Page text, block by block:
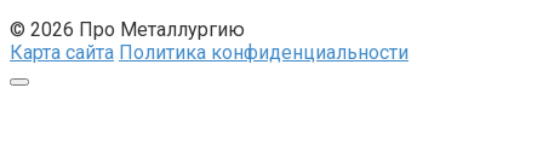
© 2026 Про Металлургию
Карта сайта Политика конфиденциальности